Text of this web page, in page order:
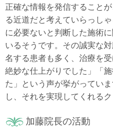
正確な情報を発信すること
る近道だと考えていらっし
に必要ないと判断した施術
いるそうです。その誠実な
名する患者も多く、治療を
絶妙な仕上がりでした」「
た」という声が挙がってい
し、それを実現してくれるク
加藤院長の活動